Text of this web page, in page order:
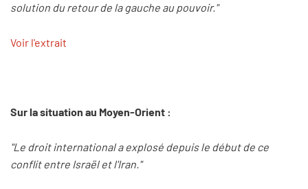
solution du retour de la gauche au pouvoir."
Voir l'extrait
Sur la situation au Moyen-Orient :
"Le droit international a explosé depuis le début de ce
conflit entre Israël et l'Iran."